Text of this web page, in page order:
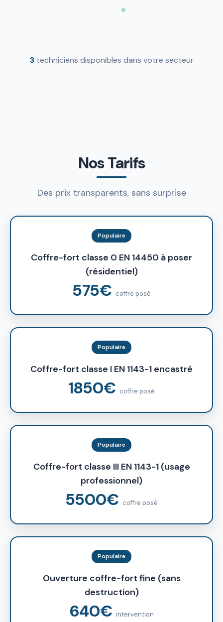
3techniciens disponibles dans votre secteur
Nos Tarifs
Des prix transparents, sans surprise
Populaire
Coffre-fort classe 0 EN 14450 à poser
(résidentiel)
575€ coffre posé
Populaire
Coffre-fort classe I EN 1143-1 encastré
1850€ coffre posé
Populaire
Coffre-fort classe III EN 1143-1 (usage
professionnel)
5500€ coffre posé
Populaire
Ouverture coffre-fort fine (sans
destruction)
640€ intervention